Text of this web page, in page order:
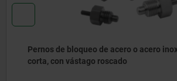
Pernos de bloqueo de acero o acero
empuñadura en T de plástico